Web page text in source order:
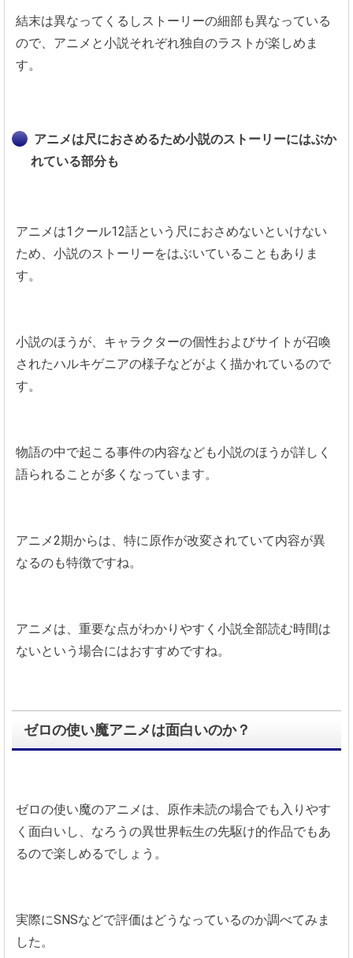
結末は異なってくるしストーリーの細部も異なっている
ので、アニメと小説それぞれ独自のラストが楽しめま
す。
アニメは尺におさめるため小説のストーリーにはぶか
れている部分も
アニメは1クール12話という尺におさめないといけない
ため、小説のストーリーをはぶいていることもありま
す。
小説のほうが、キャラクターの個性およびサイトが召喚
されたハルキゲニアの様子などがよく描かれているので
す。
物語の中で起こる事件の内容なども小説のほうが詳しく
語られることが多くなっています。
アニメ2期からは、特に原作が改変されていて内容が異
なるのも特徴ですね。
アニメは、重要な点がわかりやすく小説全部読む時間は
ないという場合にはおすすめですね。
ゼロの使い魔アニメは面白いのか？
ゼロの使い魔のアニメは、原作未読の場合でも入りやす
く面白いし、なろうの異世界転生の先駆け的作品でもあ
るので楽しめるでしょう。
実際にSNSなどで評価はどうなっているのか調べてみま
した。